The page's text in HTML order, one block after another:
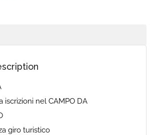
iscrizioni nel CAMPO DA
giro turistico